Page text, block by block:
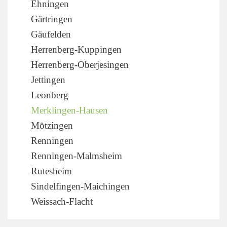
Ehningen
Gärtringen
Gäufelden
Herrenberg-Kuppingen
Herrenberg-Oberjesingen
Jettingen
Leonberg
Merklingen-Hausen
Mötzingen
Renningen
Renningen-Malmsheim
Rutesheim
Sindelfingen-Maichingen
Weissach-Flacht